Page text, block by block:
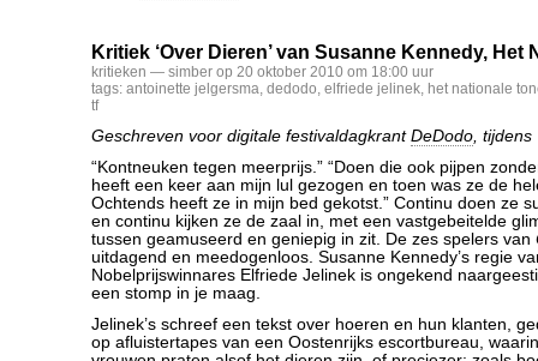
Kritiek ‘Over Dieren’ van Susanne Kennedy, Het
kritieken — simber op 20 oktober 2010 om 18:00 uur
tags: antoinette jelgersma, dedodo, elfriede jelinek, het nationale
tf
Geschreven voor digitale festivaldagkrant DeDodo, tijdens
“Kontneuken tegen meerprijs.” “Doen die ook pijpen
heeft een keer aan mijn lul gezogen en toen was ze de
Ochtends heeft ze in mijn bed gekotst.” Continu doen ze
en continu kijken ze de zaal in, met een vastgebeitelde
tussen geamuseerd en geniepig in zit. De zes spelers van
uitdagend en meedogenloos. Susanne Kennedy’s regie
Nobelprijswinnares Elfriede Jelinek is ongekend
een stomp in je maag.
Jelinek’s schreef een tekst over hoeren en hun klanten,
op afluistertapes van een Oostenrijks escortbureau,